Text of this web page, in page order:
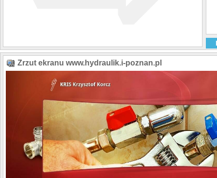
Zrzut ekranu www.hydraulik.i-poznan.pl